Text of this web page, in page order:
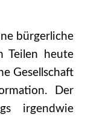
bürgerliche
Teilen heute
Gesellschaft
Der
irgendwie